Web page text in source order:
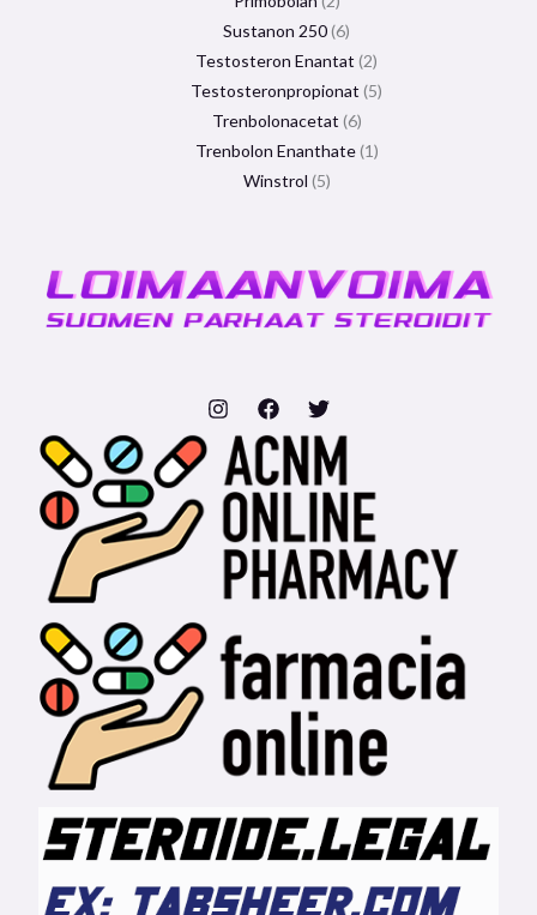
Sustanon 250 6
Testosteron Enantat 2
Testosteronpropionat 5
Trenbolonacetat 6
Trenbolon Enanthate 1
Winstrol 5